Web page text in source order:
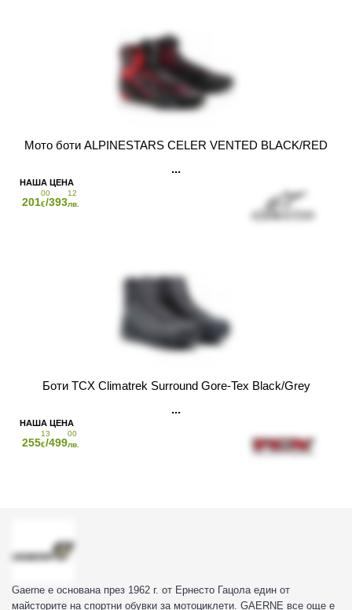
Gaerne е основана през 1962 г. от Ернесто Гацола един от
майсторите на спортни обувки за мотоциклети. GAERNE все още е
Мото боти ALPINESTARS CELER VENTED BLACK/RED
201
00
€/393
12
лв.
Боти TCX Climatrek Surround Gore-Tex Black/Grey
255
13
€/499
00
лв.